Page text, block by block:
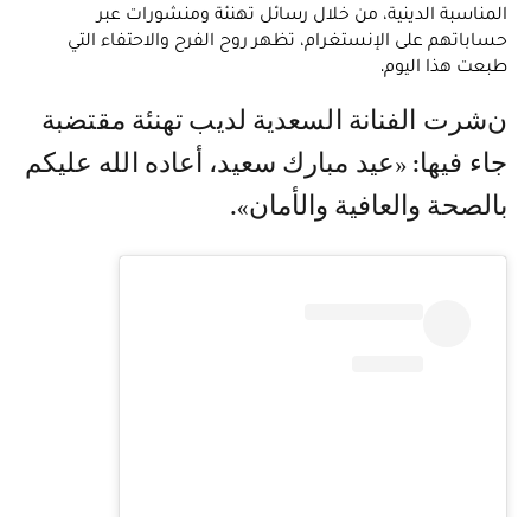
المناسبة الدينية، من خلال رسائل تهنئة ومنشورات عبر
حساباتهم على الإنستغرام، تظهر روح الفرح والاحتفاء التي
طبعت هذا اليوم.
نشرت الفنانة السعدية لديب تهنئة مقتضبة
جاء فيها: «عيد مبارك سعيد، أعاده الله عليكم
بالصحة والعافية والأمان».